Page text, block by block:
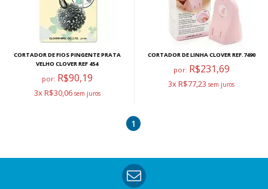
CORTADOR DE FIOS PINGENTE PRATA
VELHO CLOVER REF 454
por: R$90,19
3x R$30,06
CORTADOR DE LINHA CLOVER REF.7490
por: R$231,69
3x R$77,23
1